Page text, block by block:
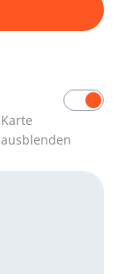
Karte
ausblenden